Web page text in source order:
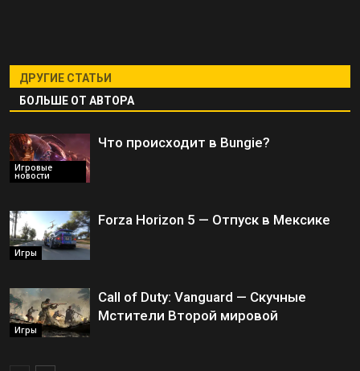
ДРУГИЕ СТАТЬИ
БОЛЬШЕ ОТ АВТОРА
Игровые
новости
Что происходит в Bungie?
Игры
Forza Horizon 5 — Отпуск в Мексике
Игры
Call of Duty: Vanguard — Скучные
Мстители Второй мировой